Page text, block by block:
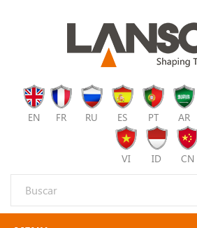
EN FR RU ES PT AR
VI ID CN